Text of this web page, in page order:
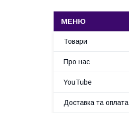
Товари
Про нас
YouTube
Доставка та оплата